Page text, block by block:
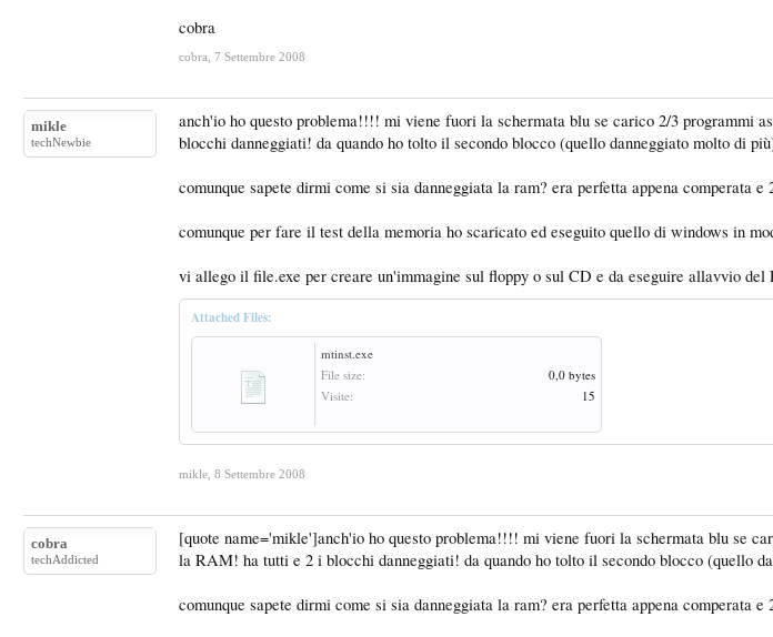
cobra
cobra 7 Settembre 2008
mikle
techNewbie
anch'io ho questo problema!!!! mi viene fuori la schermata blu se carico 2/3
blocchi danneggiati! da quando ho tolto il secondo blocco (quello danneggiato molto di
comunque sapete dirmi come si sia danneggiata la ram? era perfetta appena comperata
comunque per fare il test della memoria ho scaricato ed eseguito quello di windows in
vi allego il file.exe per creare un'immagine sul floppy o sul CD e da eseguire allavvio del
Attached Files:
mtinst.exe
File size:
0,0 bytes
Visite:
15
mikle 8 Settembre 2008
cobra
techAddicted
[quote name='mikle']anch'io ho questo problema!!!! mi viene fuori la schermata blu se
la RAM! ha tutti e 2 i blocchi danneggiati! da quando ho tolto il secondo blocco (quello
comunque sapete dirmi come si sia danneggiata la ram? era perfetta appena comperata